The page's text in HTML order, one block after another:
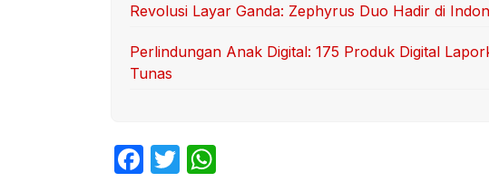
Revolusi Layar Ganda: Zephyrus Duo Hadir di
Perlindungan Anak Digital: 175 Produk Digital
Tunas
F
T